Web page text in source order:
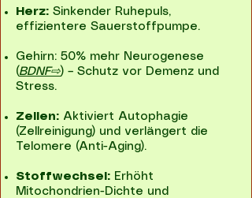
Herz: Sinkender Ruhepuls,
effizientere Sauerstoffpumpe.
Gehirn: 50% mehr Neurogenese
(BDNF⇨) – Schutz vor Demenz und
Stress.
Zellen: Aktiviert Autophagie
(Zellreinigung) und verlängert die
Telomere (Anti-Aging).
Stoffwechsel: Erhöht
Mitochondrien-Dichte und